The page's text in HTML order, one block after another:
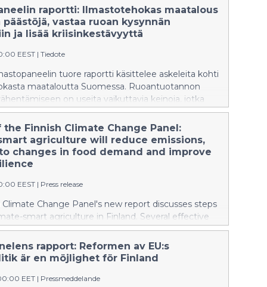
till klimatförändringen.
raportti: Ilmastotehokas maatalous
päästöjä, vastaa ruoan kysynnän
ja lisää kriisinkestävyyttä
EEST | Tiedote
tuore raportti käsittelee askeleita kohti
maataloutta Suomessa. Ruoantuotannon
on useita vaikuttavia keinoja, jotka
huoltovarmuuden ja
sopeutumisen.
the Finnish Climate Change Panel:
agriculture will reduce emissions,
changes in food demand and improve
EEST | Press release
Climate Change Panel's new report discusses steps
smart agriculture in Finland. Several effective
emissions from food production can be
address self-sufficiency, security of supply and
adaptation.
rapport: Reformen av EU:s
är en möjlighet för Finland
EET | Pressmeddelande